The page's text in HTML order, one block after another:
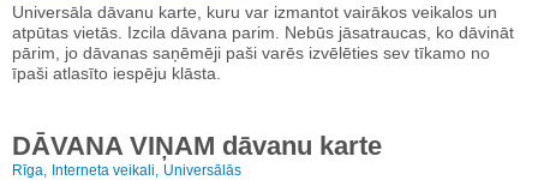
Universāla dāvanu karte, kuru var izmantot vairākos veikalos un
atpūtas vietās. Izcila dāvana parim. Nebūs jāsatraucas, ko dāvināt
pārim, jo dāvanas saņēmēji paši varēs izvēlēties sev tīkamo no
īpaši atlasīto iespēju klāsta.
DĀVANA VIŅAM dāvanu karte
Rīga, Interneta veikali, Universālās